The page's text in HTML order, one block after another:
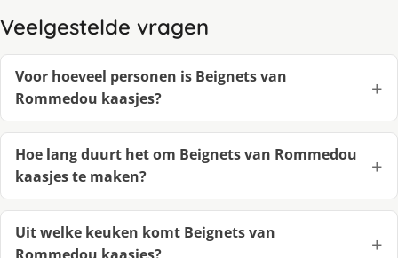
Veelgestelde vragen
Voor hoeveel personen is Beignets van
Rommedou kaasjes?
Hoe lang duurt het om Beignets van Rommedou
kaasjes te maken?
Uit welke keuken komt Beignets van
Rommedou kaasjes?